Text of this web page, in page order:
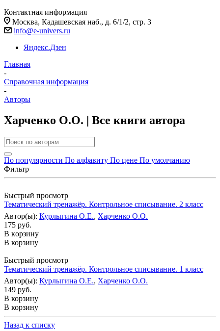
Контактная информация
Москва, Кадашевская наб., д. 6/1/2, стр. 3
info@e-univers.ru
Яндекс.Дзен
Главная
-
Справочная информация
-
Авторы
Харченко О.О. | Все книги автора
По популярности По алфавиту По цене По умолчанию
Фильтр
Быстрый просмотр
Тематический тренажёр. Контрольное списывание. 2 класс
Автор(ы): Курлыгина О.Е., Харченко О.О.
175 руб.
В корзину
В корзину
Быстрый просмотр
Тематический тренажёр. Контрольное списывание. 1 класс
Автор(ы): Курлыгина О.Е., Харченко О.О.
149 руб.
В корзину
В корзину
Назад к списку